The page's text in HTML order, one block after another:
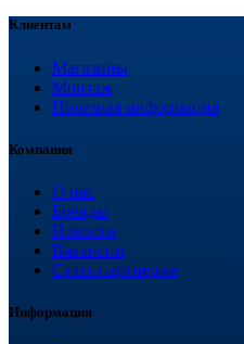
Клиентам
Магазины
Монтаж
Полезная информация
Компания
О нас
Бренды
Новости
Вакансии
Стать партнером
Информация